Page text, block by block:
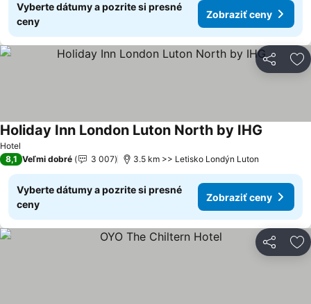
Vyberte dátumy a pozrite si presné
ceny
Zobraziť ceny
Zdieľať
Hotel
Holiday Inn London Luton North by IHG
8,1 Veľmi dobré 3 007 3.5 km >> Letisko Londýn Luton
Vyberte dátumy a pozrite si presné
ceny
Zobraziť ceny
Zdieľať